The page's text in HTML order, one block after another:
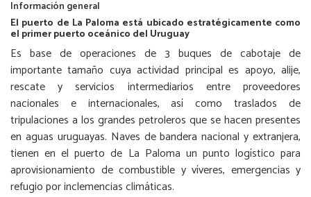
Información general
El puerto de La Paloma está ubicado estratégicamente como
el primer puerto oceánico del Uruguay
Es base de operaciones de 3 buques de cabotaje de
importante tamaño cuya actividad principal es apoyo, alije,
rescate y servicios intermediarios entre proveedores
nacionales e internacionales, así como traslados de
tripulaciones a los grandes petroleros que se hacen presentes
en aguas uruguayas. Naves de bandera nacional y extranjera,
tienen en el puerto de La Paloma un punto logístico para
aprovisionamiento de combustible y víveres, emergencias y
refugio por inclemencias climáticas.